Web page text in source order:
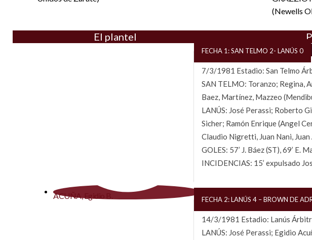
(Newells
El plantel
ACUÑA, Egidio B.
FECHA 1: SAN TELMO 2- LANÚS 0
7/3/1981 Estadio: San Telmo
SAN TELMO: Toranzo; Regina,
Baez, Martínez, Mazzeo
LANÚS: José Perassi; Roberto
Sicher; Ramón Enrique (Angel
Claudio Nigretti, Juan Nani, Juan
GOLES: 57’ J. Báez (ST), 69’ E.
INCIDENCIAS: 15’ expulsado
FECHA 2: LANÚS 4 – BROWN DE
14/3/1981 Estadio: Lanús
LANÚS: José Perassi; Egidio